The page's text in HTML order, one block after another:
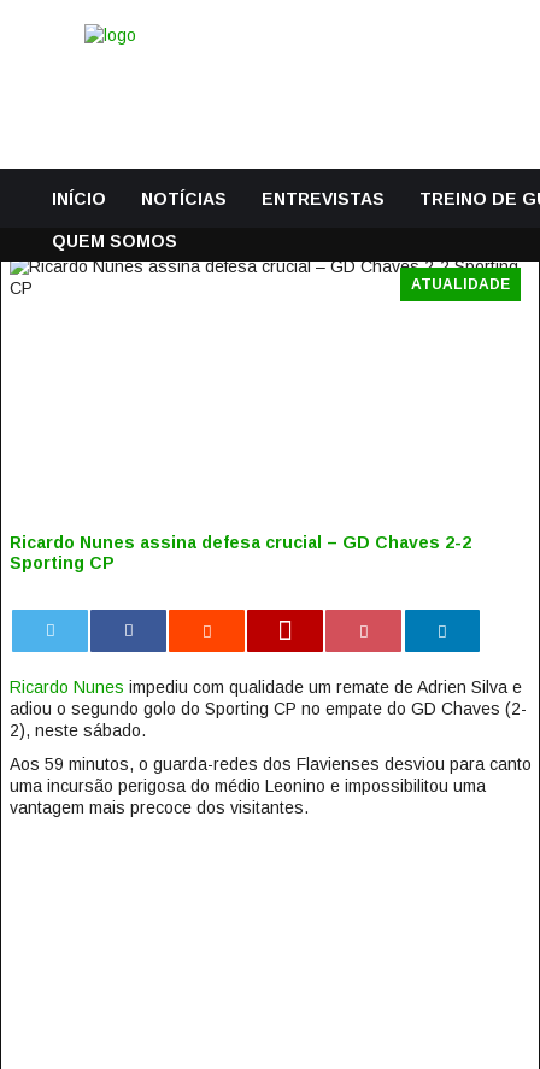
INÍCIO NOTÍCIAS ENTREVISTAS TREINO DE
QUEM SOMOS
ATUALIDADE
Ricardo Nunes assina defesa crucial – GD Chaves 2-2
Sporting CP
Ricardo Nunes impediu com qualidade um remate de Adrien Silva e
adiou o segundo golo do Sporting CP no empate do GD Chaves (2-
2), neste sábado.
Aos 59 minutos, o guarda-redes dos Flavienses desviou para canto
uma incursão perigosa do médio Leonino e impossibilitou uma
vantagem mais precoce dos visitantes.